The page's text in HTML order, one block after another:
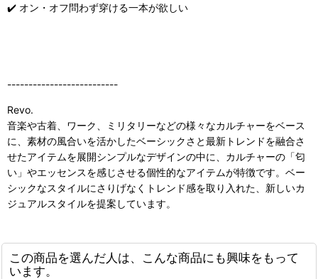
✔️ オン・オフ問わず穿ける一本が欲しい
--------------------------
Revo.
音楽や古着、ワーク、ミリタリーなどの様々なカルチャーをベース
に、素材の風合いを活かしたベーシックさと最新トレンドを融合さ
せたアイテムを展開シンプルなデザインの中に、カルチャーの「匂
い」やエッセンスを感じさせる個性的なアイテムが特徴です。ベー
シックなスタイルにさりげなくトレンド感を取り入れた、新しいカ
ジュアルスタイルを提案しています。
この商品を選んだ人は、こんな商品にも興味をもって
います。